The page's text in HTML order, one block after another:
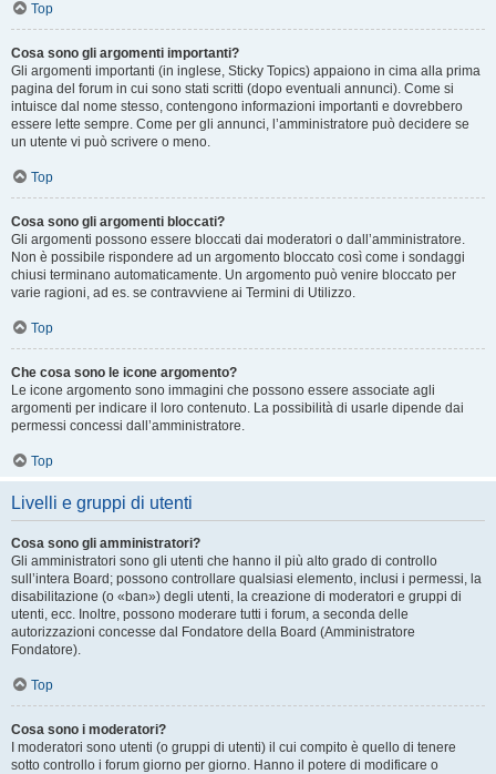
Top
Cosa sono gli argomenti importanti?
Gli argomenti importanti (in inglese, Sticky Topics) appaiono in cima alla prima
pagina del forum in cui sono stati scritti (dopo eventuali annunci). Come si
intuisce dal nome stesso, contengono informazioni importanti e dovrebbero
essere lette sempre. Come per gli annunci, l’amministratore può decidere se
un utente vi può scrivere o meno.
Top
Cosa sono gli argomenti bloccati?
Gli argomenti possono essere bloccati dai moderatori o dall’amministratore.
Non è possibile rispondere ad un argomento bloccato così come i sondaggi
chiusi terminano automaticamente. Un argomento può venire bloccato per
varie ragioni, ad es. se contravviene ai Termini di Utilizzo.
Top
Che cosa sono le icone argomento?
Le icone argomento sono immagini che possono essere associate agli
argomenti per indicare il loro contenuto. La possibilità di usarle dipende dai
permessi concessi dall’amministratore.
Top
Livelli e gruppi di utenti
Cosa sono gli amministratori?
Gli amministratori sono gli utenti che hanno il più alto grado di controllo
sull’intera Board; possono controllare qualsiasi elemento, inclusi i permessi, la
disabilitazione (o «ban») degli utenti, la creazione di moderatori e gruppi di
utenti, ecc. Inoltre, possono moderare tutti i forum, a seconda delle
autorizzazioni concesse dal Fondatore della Board (Amministratore
Fondatore).
Top
Cosa sono i moderatori?
I moderatori sono utenti (o gruppi di utenti) il cui compito è quello di tenere
sotto controllo i forum giorno per giorno. Hanno il potere di modificare o